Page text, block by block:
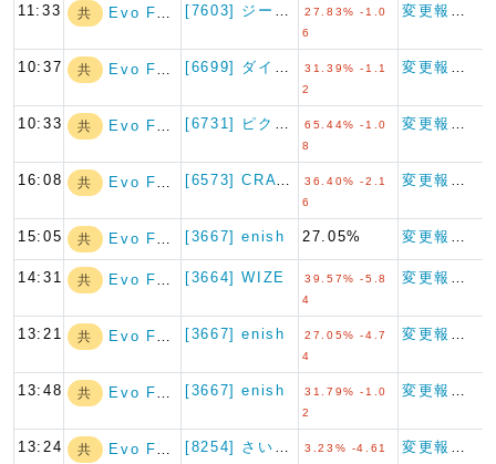
11:33 共 Evo Fund
27.83% -1.0
6
10:37 共 Evo Fund
31.39% -1.1
2
10:33 共 Evo Fund
65.44% -1.0
8
16:08 共 Evo Fund
36.40% -2.1
6
15:05 共 Evo Fund [3667] enish 27.05%
14:31 共 Evo Fund [3664] WIZE
39.57% -5.8
4
13:21 共 Evo Fund [3667] enish
27.05% -4.7
4
13:48 共 Evo Fund [3667] enish
31.79% -1.0
2
13:24 共 Evo Fund 3.23% -4.61